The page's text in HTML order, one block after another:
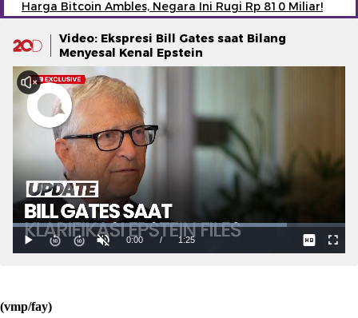
Harga Bitcoin Ambles, Negara Ini Rugi Rp 810 Miliar!
Video: Ekspresi Bill Gates saat Bilang
Menyesal Kenal Epstein
(vmp/fay)